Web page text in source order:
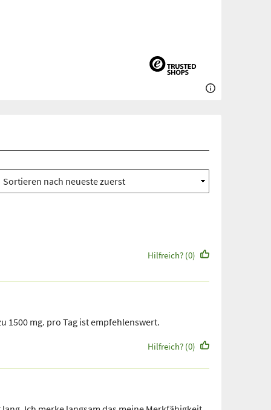
Hilfreich? (0)
1500 mg. pro Tag ist empfehlenswert.
Hilfreich? (0)